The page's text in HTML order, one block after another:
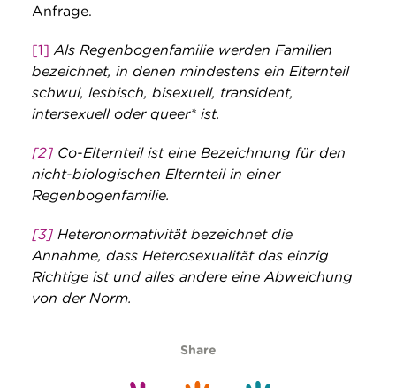
Anfrage.
[1] Als Regenbogenfamilie werden Familien
bezeichnet, in denen mindestens ein Elternteil
schwul, lesbisch, bisexuell, transident,
intersexuell oder queer* ist.
[2] Co-Elternteil ist eine Bezeichnung für den
nicht-biologischen Elternteil in einer
Regenbogenfamilie.
[3] Heteronormativität bezeichnet die
Annahme, dass Heterosexualität das einzig
Richtige ist und alles andere eine Abweichung
von der Norm.
Share